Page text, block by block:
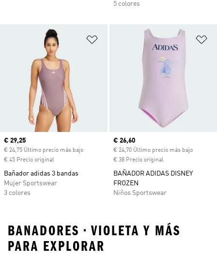
5 colores
Añadir a la lista de deseos
Precio actual
€ 29,25
€ 24,75 Último precio más bajo
€ 45 Precio original
Bañador adidas 3 bandas
Mujer Sportswear
3 colores
Precio actual
€ 26,60
€ 24,70 Último precio más bajo
€ 38 Precio original
BAÑADOR ADIDAS DISNEY
FROZEN
Niños Sportswear
BANADORES • VIOLETA Y MÁS
PARA EXPLORAR